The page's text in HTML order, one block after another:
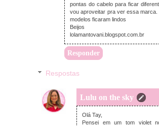
pontas do cabelo para ficar
vou aproveitar pra ver essa marca.
modelos ficaram lindos
Beijos
lolamantovani.blogspot.com.br
Responder
Respostas
Lulu on the sky
terça-feira,
Olá Tay,
Pensei em um tom violet